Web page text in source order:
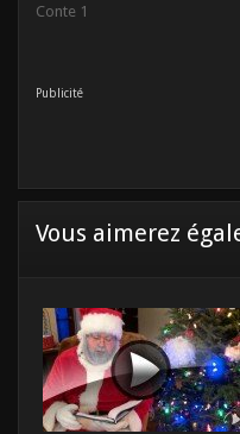
Conte 1
Publicité
Vous aimerez